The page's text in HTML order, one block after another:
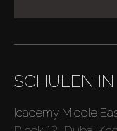
SCHULEN
Icademy Middle